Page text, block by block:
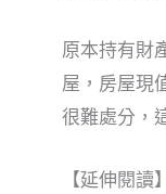
原本持有財
屋，房屋現
很難處分，
【延伸閱讀